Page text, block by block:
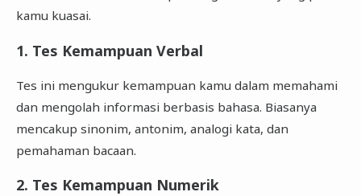
kamu kuasai.
1. Tes Kemampuan Verbal
Tes ini mengukur kemampuan kamu dalam memahami
dan mengolah informasi berbasis bahasa. Biasanya
mencakup sinonim, antonim, analogi kata, dan
pemahaman bacaan.
2. Tes Kemampuan Numerik